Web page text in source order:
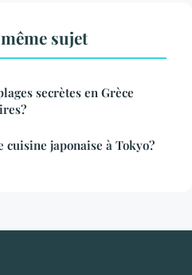
sujet
secrètes en Grèce
cuisine japonaise à Tokyo?